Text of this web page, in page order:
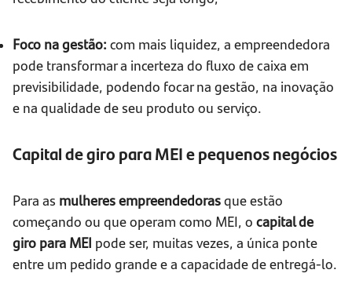
Foco na gestão: com mais liquidez, a empreendedora
pode transformar a incerteza do fluxo de caixa em
previsibilidade, podendo focar na gestão, na inovação
e na qualidade de seu produto ou serviço.
Capital de giro para MEI e pequenos negócios
Para as mulheres empreendedorasque estão
começando ou que operam como MEI, o capital de
giro para MEI pode ser, muitas vezes, a única ponte
entre um pedido grande e a capacidade de entregá-lo.